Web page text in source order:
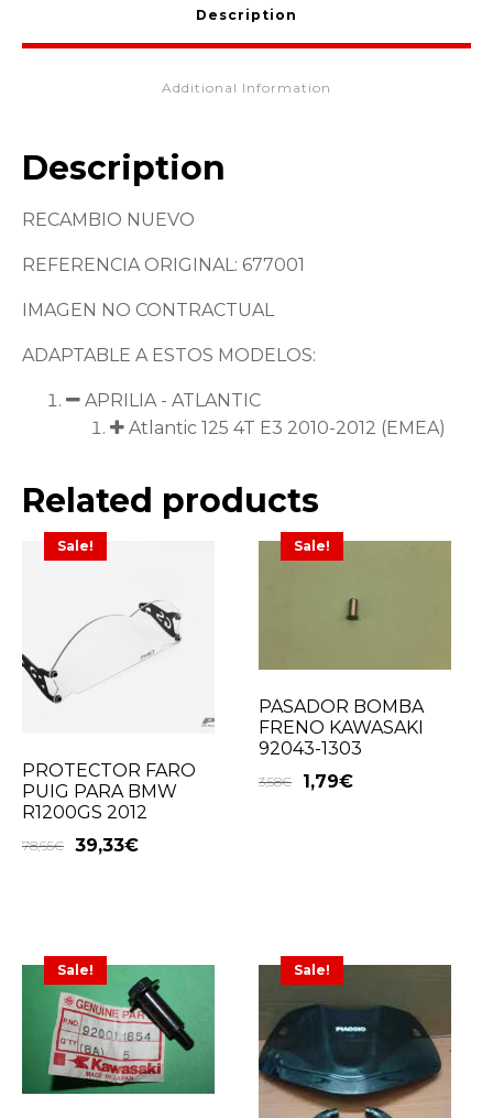
Description
Additional Information
Description
RECAMBIO NUEVO
REFERENCIA ORIGINAL: 677001
IMAGEN NO CONTRACTUAL
ADAPTABLE A ESTOS MODELOS:
APRILIA - ATLANTIC
Atlantic 125 4T E3 2010-2012 (EMEA)
Related products
Sale!
PROTECTOR FARO
PUIG PARA BMW
R1200GS 2012
78,65€ 39,33€
Sale!
PASADOR BOMBA
FRENO KAWASAKI
92043-1303
3,58€ 1,79€
Sale! Sale!